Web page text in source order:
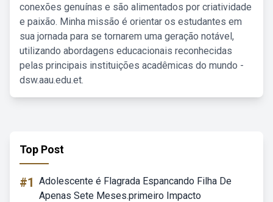
conexões genuínas e são alimentados por criatividade
e paixão. Minha missão é orientar os estudantes em
sua jornada para se tornarem uma geração notável,
utilizando abordagens educacionais reconhecidas
pelas principais instituições acadêmicas do mundo -
dsw.aau.edu.et.
Top Post
#1 Adolescente é Flagrada Espancando Filha De
Apenas Sete Meses.primeiro Impacto